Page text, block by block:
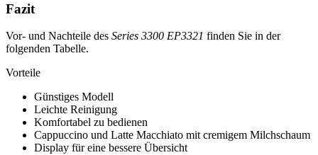
Fazit
Vor- und Nachteile des Series 3300 EP3321 finden Sie in der
folgenden Tabelle.
Vorteile
Günstiges Modell
Leichte Reinigung
Komfortabel zu bedienen
Cappuccino und Latte Macchiato mit cremigem Milchschaum
Display für eine bessere Übersicht